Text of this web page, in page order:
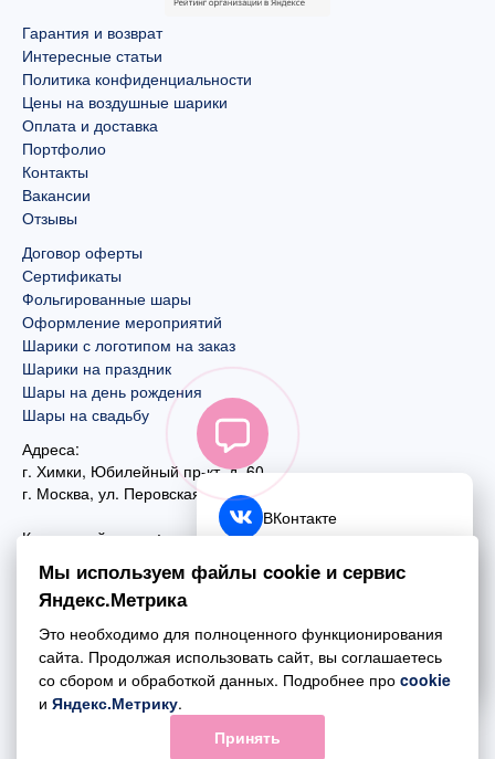
Гарантия и возврат
Интересные статьи
Политика конфиденциальности
Цены на воздушные шарики
Оплата и доставка
Портфолио
Контакты
Вакансии
Отзывы
Договор оферты
Сертификаты
Фольгированные шары
Оформление мероприятий
Шарики с логотипом на заказ
Шарики на праздник
Шары на день рождения
Шары на свадьбу
Адреса:
г. Химки, Юбилейный пр-кт, д. 60
г. Москва, ул. Перовская, д. 59
Контактный номер:
+7 (495) 970-44-75
Почта:
mail@esta-fiesta.ru
Режим работы интернет-магазина:
ПН-ВС с 09:00 до 21:00
ВКонтакте
Telegram
Обратный звонок
Мы используем файлы cookie и сервис
Яндекс.Метрика
Это необходимо для полноценного функционирования
сайта. Продолжая использовать сайт, вы соглашаетесь
со сбором и обработкой данных. Подробнее про cookie
и Яндекс.Метрику.
Принять